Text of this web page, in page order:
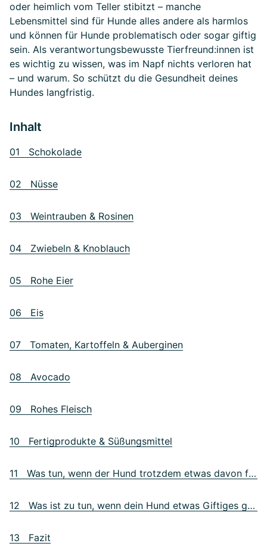
oder heimlich vom Teller stibitzt – manche
Lebensmittel sind für Hunde alles andere als harmlos
und können für Hunde problematisch oder sogar giftig
sein. Als verantwortungsbewusste Tierfreund:innen ist
es wichtig zu wissen, was im Napf nichts verloren hat
– und warum. So schützt du die Gesundheit deines
Hundes langfristig.
Inhalt
01 Schokolade
02 Nüsse
03 Weintrauben & Rosinen
04 Zwiebeln & Knoblauch
05 Rohe Eier
06 Eis
07 Tomaten, Kartoffeln & Auberginen
08 Avocado
09 Rohes Fleisch
10 Fertigprodukte & Süßungsmittel
11 Was tun, wenn der Hund trotzdem etwas davon frisst?
12 Was ist zu tun, wenn dein Hund etwas Giftiges gefressen hat?
13 Fazit